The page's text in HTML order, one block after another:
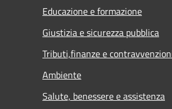
Educazione e formazione
Giustizia e sicurezza pubblica
Tributi,finanze e
Ambiente
Salute, benessere e assistenza